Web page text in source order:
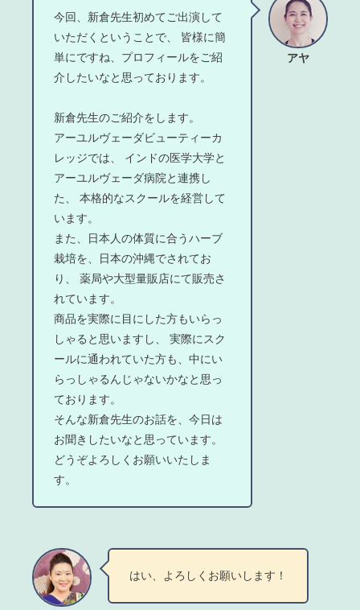
アヤ
今回、新倉先生初めてご出演して
いただくということで、 皆様に簡
単にですね、プロフィールをご紹
介したいなと思っております。
新倉先生のご紹介をします。
アーユルヴェーダビューティーカ
レッジでは、 インドの医学大学と
アーユルヴェーダ病院と連携し
た、 本格的なスクールを経営して
います。
また、日本人の体質に合うハーブ
栽培を、日本の沖縄でされてお
り、 薬局や大型量販店にて販売さ
れています。
商品を実際に目にした方もいらっ
しゃると思いますし、 実際にスク
ールに通われていた方も、中にい
らっしゃるんじゃないかなと思っ
ております。
そんな新倉先生のお話を、今日は
お聞きしたいなと思っています。
どうぞよろしくお願いいたしま
す。
はい、よろしくお願いします！